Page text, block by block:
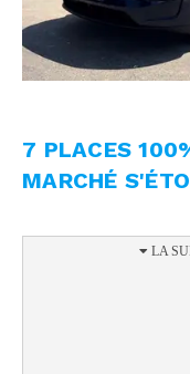
7 PLACES
MARCHÉ